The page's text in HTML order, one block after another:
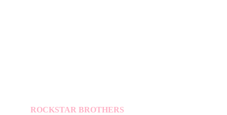
ROCKSTAR BROTHERS